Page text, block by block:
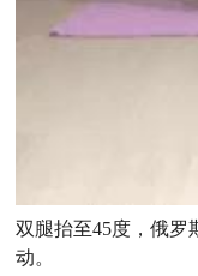
双腿抬至45度，俄罗
动。